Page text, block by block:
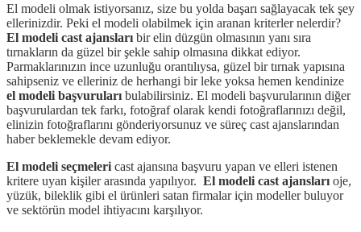
El modeli olmak istiyorsanız, size bu yolda başarı sağlayacak tek şey
ellerinizdir. Peki el modeli olabilmek için aranan kriterler nelerdir?
El modeli cast ajansları bir elin düzgün olmasının yanı sıra
tırnakların da güzel bir şekle sahip olmasına dikkat ediyor.
Parmaklarınızın ince uzunluğu orantılıysa, güzel bir tırnak yapısına
sahipseniz ve elleriniz de herhangi bir leke yoksa hemen kendinize
el modeli başvuruları bulabilirsiniz. El modeli başvurularının diğer
başvurulardan tek farkı, fotoğraf olarak kendi fotoğraflarınızı değil,
elinizin fotoğraflarını gönderiyorsunuz ve süreç cast ajanslarından
haber beklemekle devam ediyor.
El modeli seçmeleri cast ajansına başvuru yapan ve elleri istenen
kritere uyan kişiler arasında yapılıyor. El modeli cast ajansları oje,
yüzük, bileklik gibi el ürünleri satan firmalar için modeller buluyor
ve sektörün model ihtiyacını karşılıyor.